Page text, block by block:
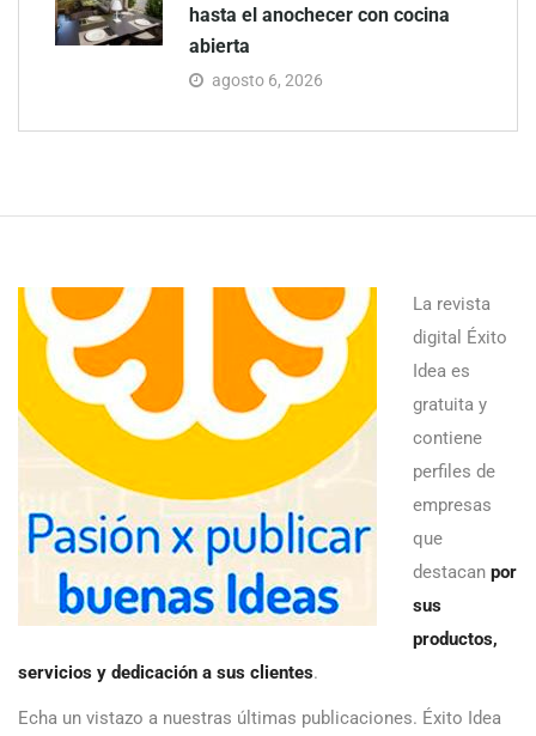
hasta el anochecer con cocina
abierta
agosto 6, 2026
La revista
digital Éxito
Idea es
gratuita y
contiene
perfiles de
empresas
que
destacan por
sus
productos,
servicios y dedicación a sus clientes.
Echa un vistazo a nuestras últimas publicaciones. Éxito Idea